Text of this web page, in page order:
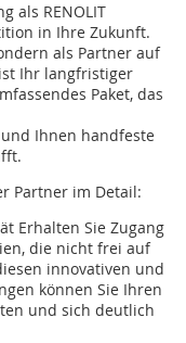
als RENOLIT
in Ihre Zukunft.
als Partner auf
Ihr langfristiger
Paket, das
Ihnen handfeste
Partner im Detail:
Erhalten Sie Zugang
die nicht frei auf
innovativen und
können Sie Ihren
und sich deutlich